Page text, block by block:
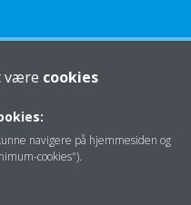
være cookies
navigere på hjemmesiden og
cookies").